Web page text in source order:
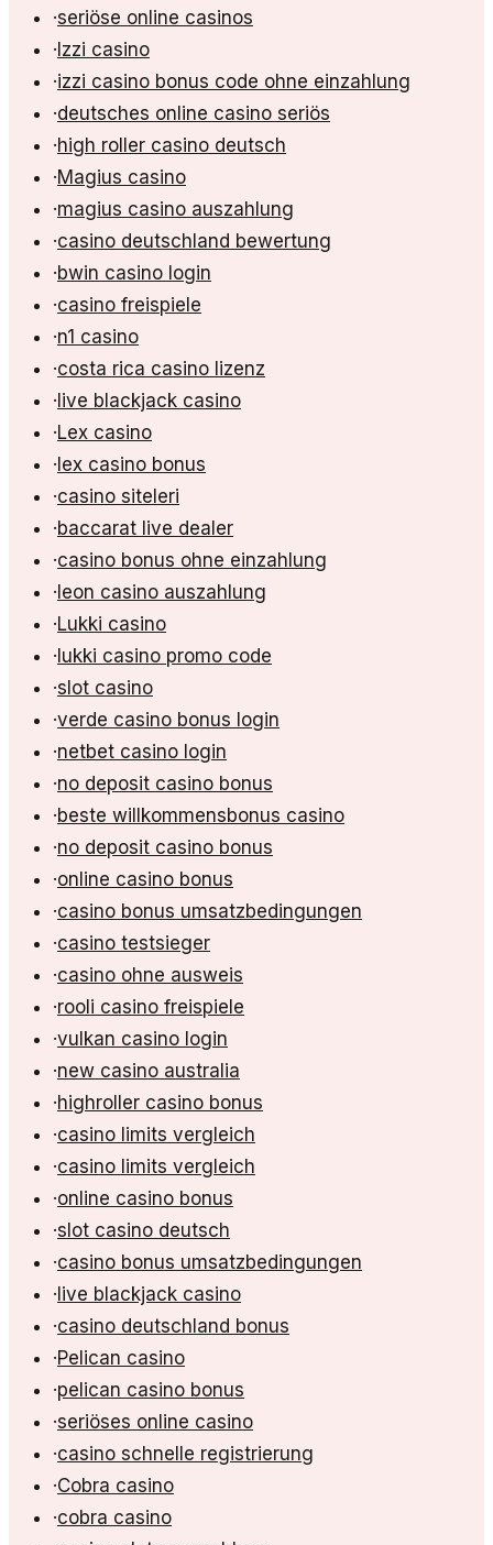
·seriöse online casinos
· Izzi casino
·izzi casino bonus code ohne einzahlung
·deutsches online casino seriös
·high roller casino deutsch
·Magius casino
·magius casino auszahlung
·casino deutschland bewertung
·bwin casino login
·casino freispiele
·n1 casino
·costa rica casino lizenz
· live blackjack casino
·Lex casino
· lex casino bonus
·casino siteleri
·baccarat live dealer
·casino bonus ohne einzahlung
· leon casino auszahlung
·Lukki casino
· lukki casino promo code
·slot casino
·verde casino bonus login
·netbet casino login
·no deposit casino bonus
·beste willkommensbonus casino
·no deposit casino bonus
·online casino bonus
·casino bonus umsatzbedingungen
·casino testsieger
·casino ohne ausweis
·rooli casino freispiele
·vulkan casino login
·new casino australia
·highroller casino bonus
·casino limits vergleich
·casino limits vergleich
·online casino bonus
·slot casino deutsch
·casino bonus umsatzbedingungen
· live blackjack casino
·casino deutschland bonus
·Pelican casino
·pelican casino bonus
·seriöses online casino
·casino schnelle registrierung
·Cobra casino
·cobra casino